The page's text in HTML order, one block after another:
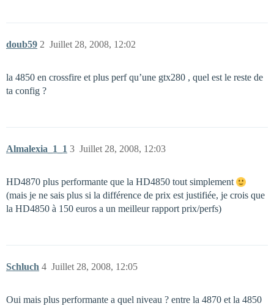
doub59 Juillet 28, 2008, 12:02
2
la 4850 en crossfire et plus perf qu’une gtx280 , quel est le reste de
ta config ?
Almalexia_1_1 Juillet 28, 2008, 12:03
3
HD4870 plus performante que la HD4850 tout simplement
(mais je ne sais plus si la différence de prix est justifiée, je crois que
la HD4850 à 150 euros a un meilleur rapport prix/perfs)
Schluch Juillet 28, 2008, 12:05
4
Oui mais plus performante a quel niveau ? entre la 4870 et la 4850